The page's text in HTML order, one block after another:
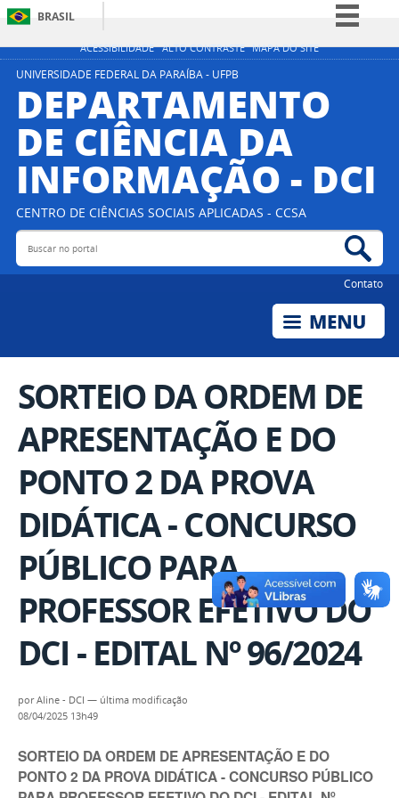
ACESSIBILIDADE ALTO CONTRASTE MAPA DO SITE
BRASIL
Simplifique!
Participe
Acesso à informação
Legislação
Canais
UNIVERSIDADE FEDERAL DA PARAÍBA - UFPB
DEPARTAMENTO
DE CIÊNCIA DA
INFORMAÇÃO - DCI
CENTRO DE CIÊNCIAS SOCIAIS APLICADAS - CCSA
Buscar no portal
Contato
SORTEIO DA ORDEM DE
APRESENTAÇÃO E DO
PONTO 2 DA PROVA
DIDÁTICA - CONCURSO
PÚBLICO PARA
PROFESSOR EFETIVO DO
DCI - EDITAL Nº 96/2024
porAline - DCI — última modificação
08/04/2025 13h49
SORTEIO DA ORDEM DE APRESENTAÇÃO E DO
PONTO 2 DA PROVA DIDÁTICA - CONCURSO PÚBLICO